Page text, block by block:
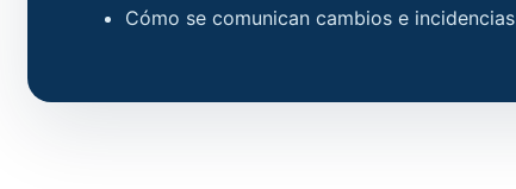
Cómo se comunican cambios e incidencias